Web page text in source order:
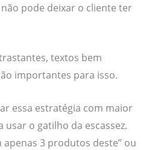
pode deixar o cliente ter
textos bem
importantes para isso.
essa estratégia com maior
usar o gatilho da escassez.
apenas 3 produtos deste” ou